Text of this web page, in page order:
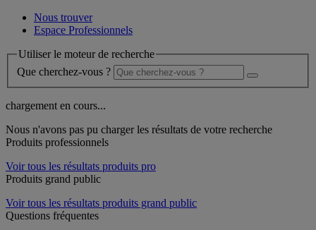
Nous trouver
Espace Professionnels
Utiliser le moteur de recherche
Que cherchez-vous ?
chargement en cours...
Nous n'avons pas pu charger les résultats de votre recherche
Produits professionnels
Voir tous les résultats produits pro
Produits grand public
Voir tous les résultats produits grand public
Questions fréquentes